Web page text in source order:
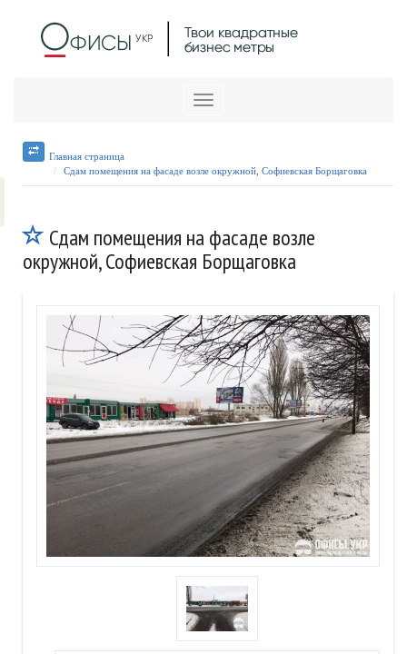
Меню
Главная страница
Сдам помещения на фасаде возле окружной, Софиевская Борщаговка
Сдам помещения на фасаде возле
окружной, Софиевская Борщаговка